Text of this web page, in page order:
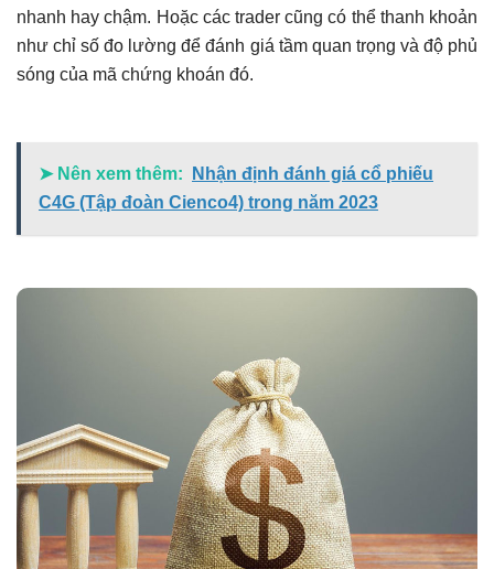
nhanh hay chậm. Hoặc các trader cũng có thể thanh khoản
như chỉ số đo lường để đánh giá tầm quan trọng và độ phủ
sóng của mã chứng khoán đó.
➤ Nên xem thêm:
Nhận định đánh giá cổ phiếu
C4G (Tập đoàn Cienco4) trong năm 2023